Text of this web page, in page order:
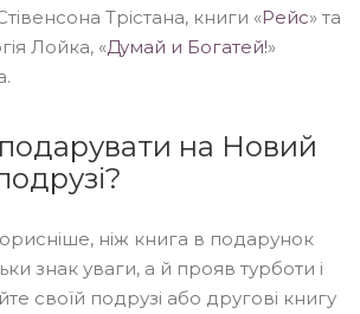
Трістана, книги «Рейс» та
Лойка, «Думай и Богатей!»
на Новий
ніж книга в подарунок
знак уваги, а й прояв турботи і
своїй подрузі або другові книгу